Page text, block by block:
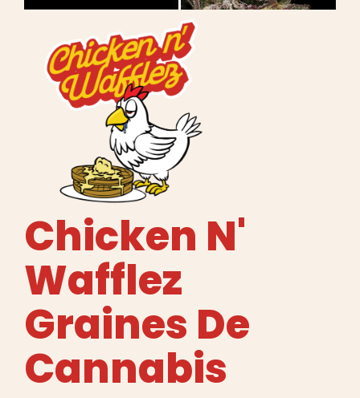
Boutique
Français
Recherche
Chicken N'
Wafflez
Graines De
Cannabis